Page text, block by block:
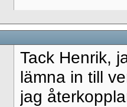
Tack Henrik,
lämna in till
jag